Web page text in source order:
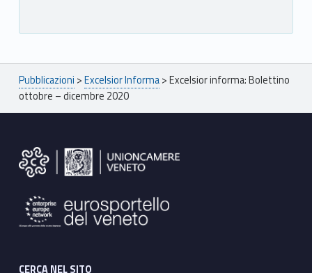
Breadcrumbs navigation
Pubblicazioni >Excelsior Informa>Excelsior informa: Bolettino
ottobre – dicembre 2020
CERCA NEL SITO